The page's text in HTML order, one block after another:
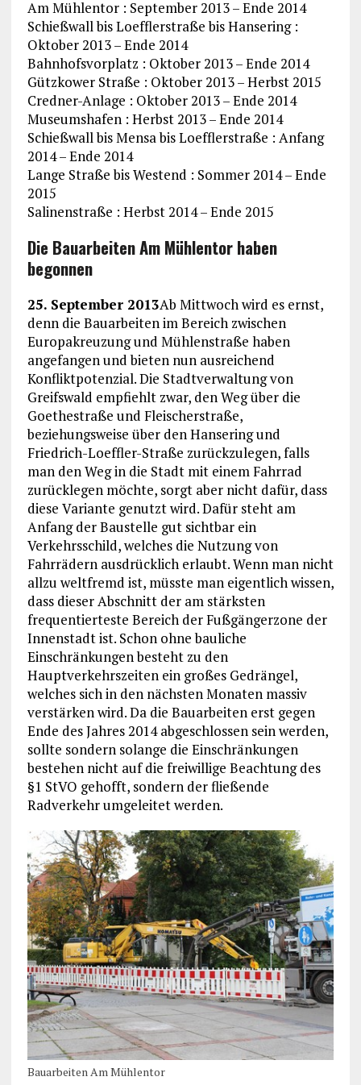
Am Mühlentor : September 2013 – Ende 2014
Schießwall bis Loefflerstraße bis Hansering :
Oktober 2013 – Ende 2014
Bahnhofsvorplatz : Oktober 2013 – Ende 2014
Gützkower Straße : Oktober 2013 – Herbst 2015
Credner-Anlage : Oktober 2013 – Ende 2014
Museumshafen : Herbst 2013 – Ende 2014
Schießwall bis Mensa bis Loefflerstraße : Anfang
2014 – Ende 2014
Lange Straße bis Westend : Sommer 2014 – Ende
2015
Salinenstraße : Herbst 2014 – Ende 2015
Die Bauarbeiten Am Mühlentor haben
begonnen
25. September 2013Ab Mittwoch wird es ernst,
denn die Bauarbeiten im Bereich zwischen
Europakreuzung und Mühlenstraße haben
angefangen und bieten nun ausreichend
Konfliktpotenzial. Die Stadtverwaltung von
Greifswald empfiehlt zwar, den Weg über die
Goethestraße und Fleischerstraße,
beziehungsweise über den Hansering und
Friedrich-Loeffler-Straße zurückzulegen, falls
man den Weg in die Stadt mit einem Fahrrad
zurücklegen möchte, sorgt aber nicht dafür, dass
diese Variante genutzt wird. Dafür steht am
Anfang der Baustelle gut sichtbar ein
Verkehrsschild, welches die Nutzung von
Fahrrädern ausdrücklich erlaubt. Wenn man nicht
allzu weltfremd ist, müsste man eigentlich wissen,
dass dieser Abschnitt der am stärksten
frequentierteste Bereich der Fußgängerzone der
Innenstadt ist. Schon ohne bauliche
Einschränkungen besteht zu den
Hauptverkehrszeiten ein großes Gedrängel,
welches sich in den nächsten Monaten massiv
verstärken wird. Da die Bauarbeiten erst gegen
Ende des Jahres 2014 abgeschlossen sein werden,
sollte sondern solange die Einschränkungen
bestehen nicht auf die freiwillige Beachtung des
§1 StVO gehofft, sondern der fließende
Radverkehr umgeleitet werden.
Bauarbeiten Am Mühlentor